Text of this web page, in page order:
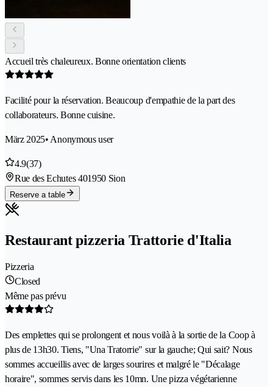
Accueil très chaleureux. Bonne orientation clients
Facilité pour la réservation. Beaucoup d'empathie de la part des
collaborateurs. Bonne cuisine.
März 2025• Anonymous user
4.9(37)
Rue des Echutes 401950 Sion
Reserve a table
Restaurant pizzeria Trattorie d'Italia
Pizzeria
Closed
Même pas prévu
Des emplettes qui se prolongent et nous voilà à la sortie de la Coop à
plus de 13h30. Tiens, "Una Tratorrie" sur la gauche; Qui sait? Nous
sommes accueillis avec de larges sourires et malgré le "Décalage
horaire", sommes servis dans les 10mn. Une pizza végétarienne